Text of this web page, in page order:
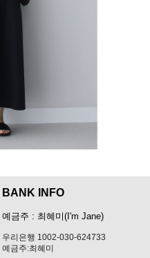
BANK INFO
예금주 : 최혜미(I'm Jane)
우리은행 1002-030-624733
예금주:최혜미